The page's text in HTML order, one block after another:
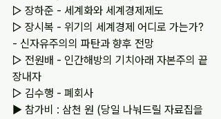
▷ 장하준 - 세계화와 세계경제제도
▷ 장시복 - 위기의 세계경제 어디로 가는가?
- 신자유주의의 파탄과 향후 전망
▷ 전원배 - 인간해방의 기치아래 자본주의 끝
장내자
▷ 김수행 - 폐회사
▶ 참가비 : 삼천 원 (당일 나눠드릴 자료집을